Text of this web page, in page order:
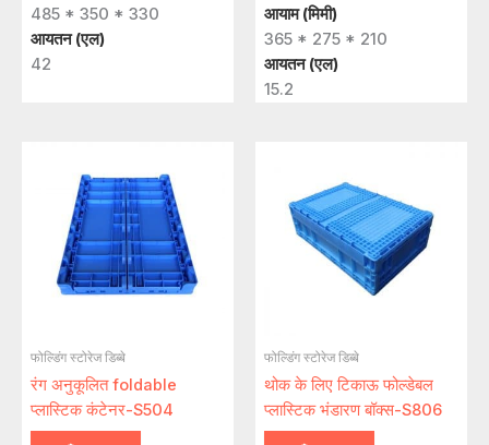
485 * 350 * 330
आयतन (एल)
42
आयाम (मिमी)
365 * 275 * 210
आयतन (एल)
15.2
फोल्डिंग स्टोरेज डिब्बे
रंग अनुकूलित foldable
प्लास्टिक कंटेनर-S504
फोल्डिंग स्टोरेज डिब्बे
थोक के लिए टिकाऊ फोल्डेबल
प्लास्टिक भंडारण बॉक्स-S806